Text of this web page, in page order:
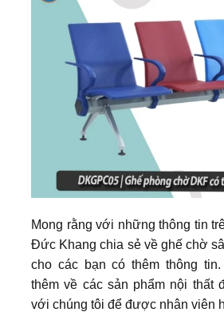
Mong rằng với những thông tin
Đức Khang chia sẻ về ghế chờ
cho các bạn có thêm thông
thêm về các sản phẩm nội thất
với chúng tôi để được nhân viên